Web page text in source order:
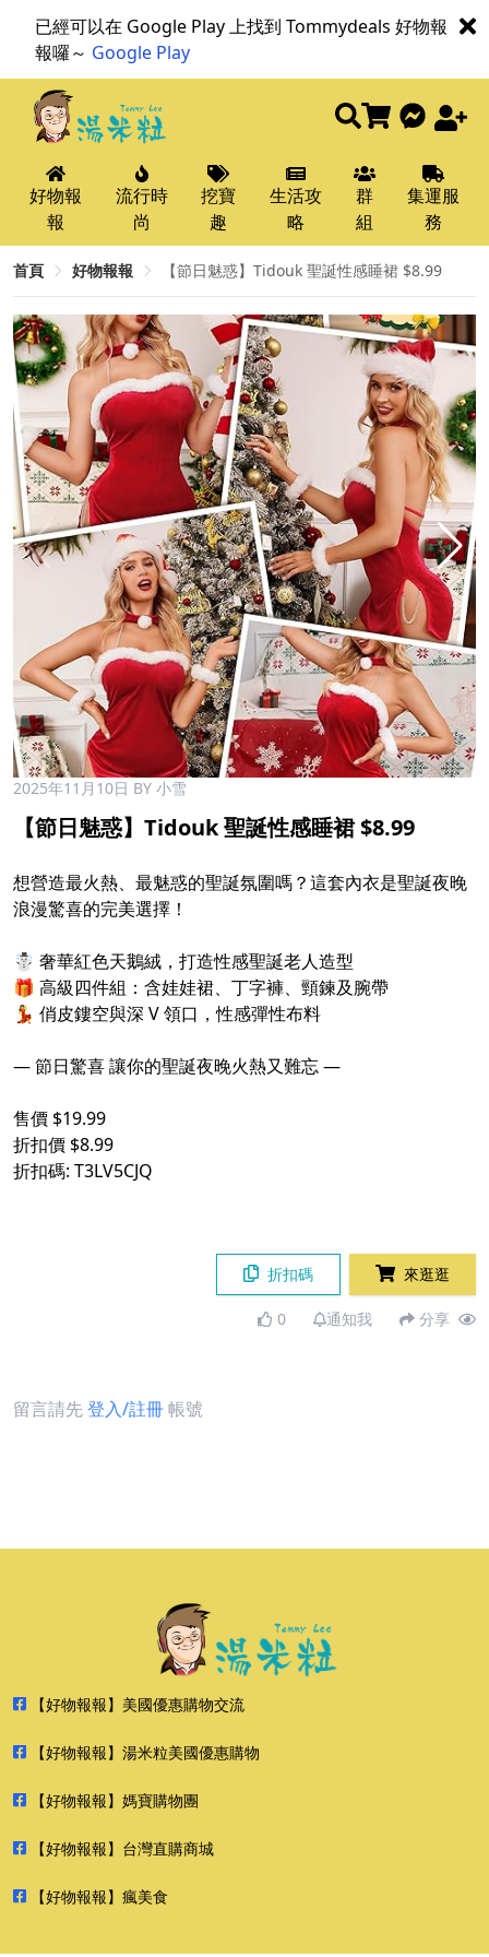
已經可以在 Google Play 上找到 Tommydeals 好物報
報囉～ Google Play
好物報
報
流行時
尚
挖寶
趣
生活攻
略
群
組
集運服
務
首頁 好物報報 【節日魅惑】Tidouk 聖誕性感睡裙 $8.99 ​
2025年11月10日 BY 小雪
【節日魅惑】Tidouk 聖誕性感睡裙 $8.99 ​
想營造最火熱、最魅惑的聖誕氛圍嗎？這套內衣是聖誕夜晚
浪漫驚喜的完美選擇！
☃️ 奢華紅色天鵝絨，打造性感聖誕老人造型
🎁 高級四件組：含娃娃裙、丁字褲、頸鍊及腕帶
💃 俏皮鏤空與深 V 領口，性感彈性布料
— 節日驚喜 讓你的聖誕夜晚火熱又難忘 —
售價 $19.99
折扣價 $8.99
折扣碼: T3LV5CJQ
折扣碼 來逛逛
0 通知我 分享
留言請先登入/註冊帳號
【好物報報】美國優惠購物交流
【好物報報】湯米粒美國優惠購物
【好物報報】媽寶購物團
【好物報報】台灣直購商城
【好物報報】瘋美食